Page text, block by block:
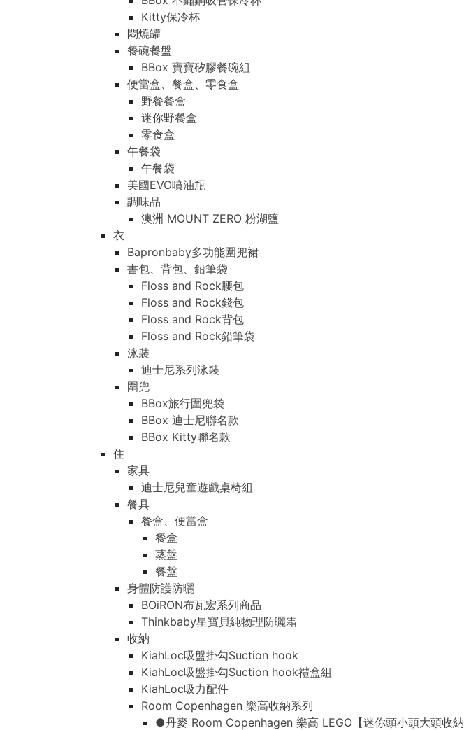
Kitty保冷杯
悶燒罐
餐碗餐盤
BBox 寶寶矽膠餐碗組
便當盒、餐盒、零食盒
野餐餐盒
迷你野餐盒
零食盒
午餐袋
午餐袋
美國EVO噴油瓶
調味品
澳洲 MOUNT ZERO 粉湖鹽
衣
Bapronbaby多功能圍兜裙
書包、背包、鉛筆袋
Floss and Rock腰包
Floss and Rock錢包
Floss and Rock背包
Floss and Rock鉛筆袋
泳裝
迪士尼系列泳裝
圍兜
BBox旅行圍兜袋
BBox 迪士尼聯名款
BBox Kitty聯名款
住
家具
迪士尼兒童遊戲桌椅組
餐具
餐盒、便當盒
餐盒
蒸盤
餐盤
身體防護防曬
BOiRON布瓦宏系列商品
Thinkbaby星寶貝純物理防曬霜
收納
KiahLoc吸盤掛勾Suction hook
KiahLoc吸盤掛勾Suction hook禮盒組
KiahLoc吸力配件
Room Copenhagen 樂高收納系列
●丹麥 Room Copenhagen 樂高 LEGO【迷你頭小頭大頭收納